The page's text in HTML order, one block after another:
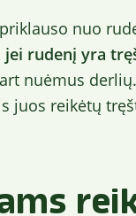
nuo
rudenį yra
nuėmus
juos reikėtų